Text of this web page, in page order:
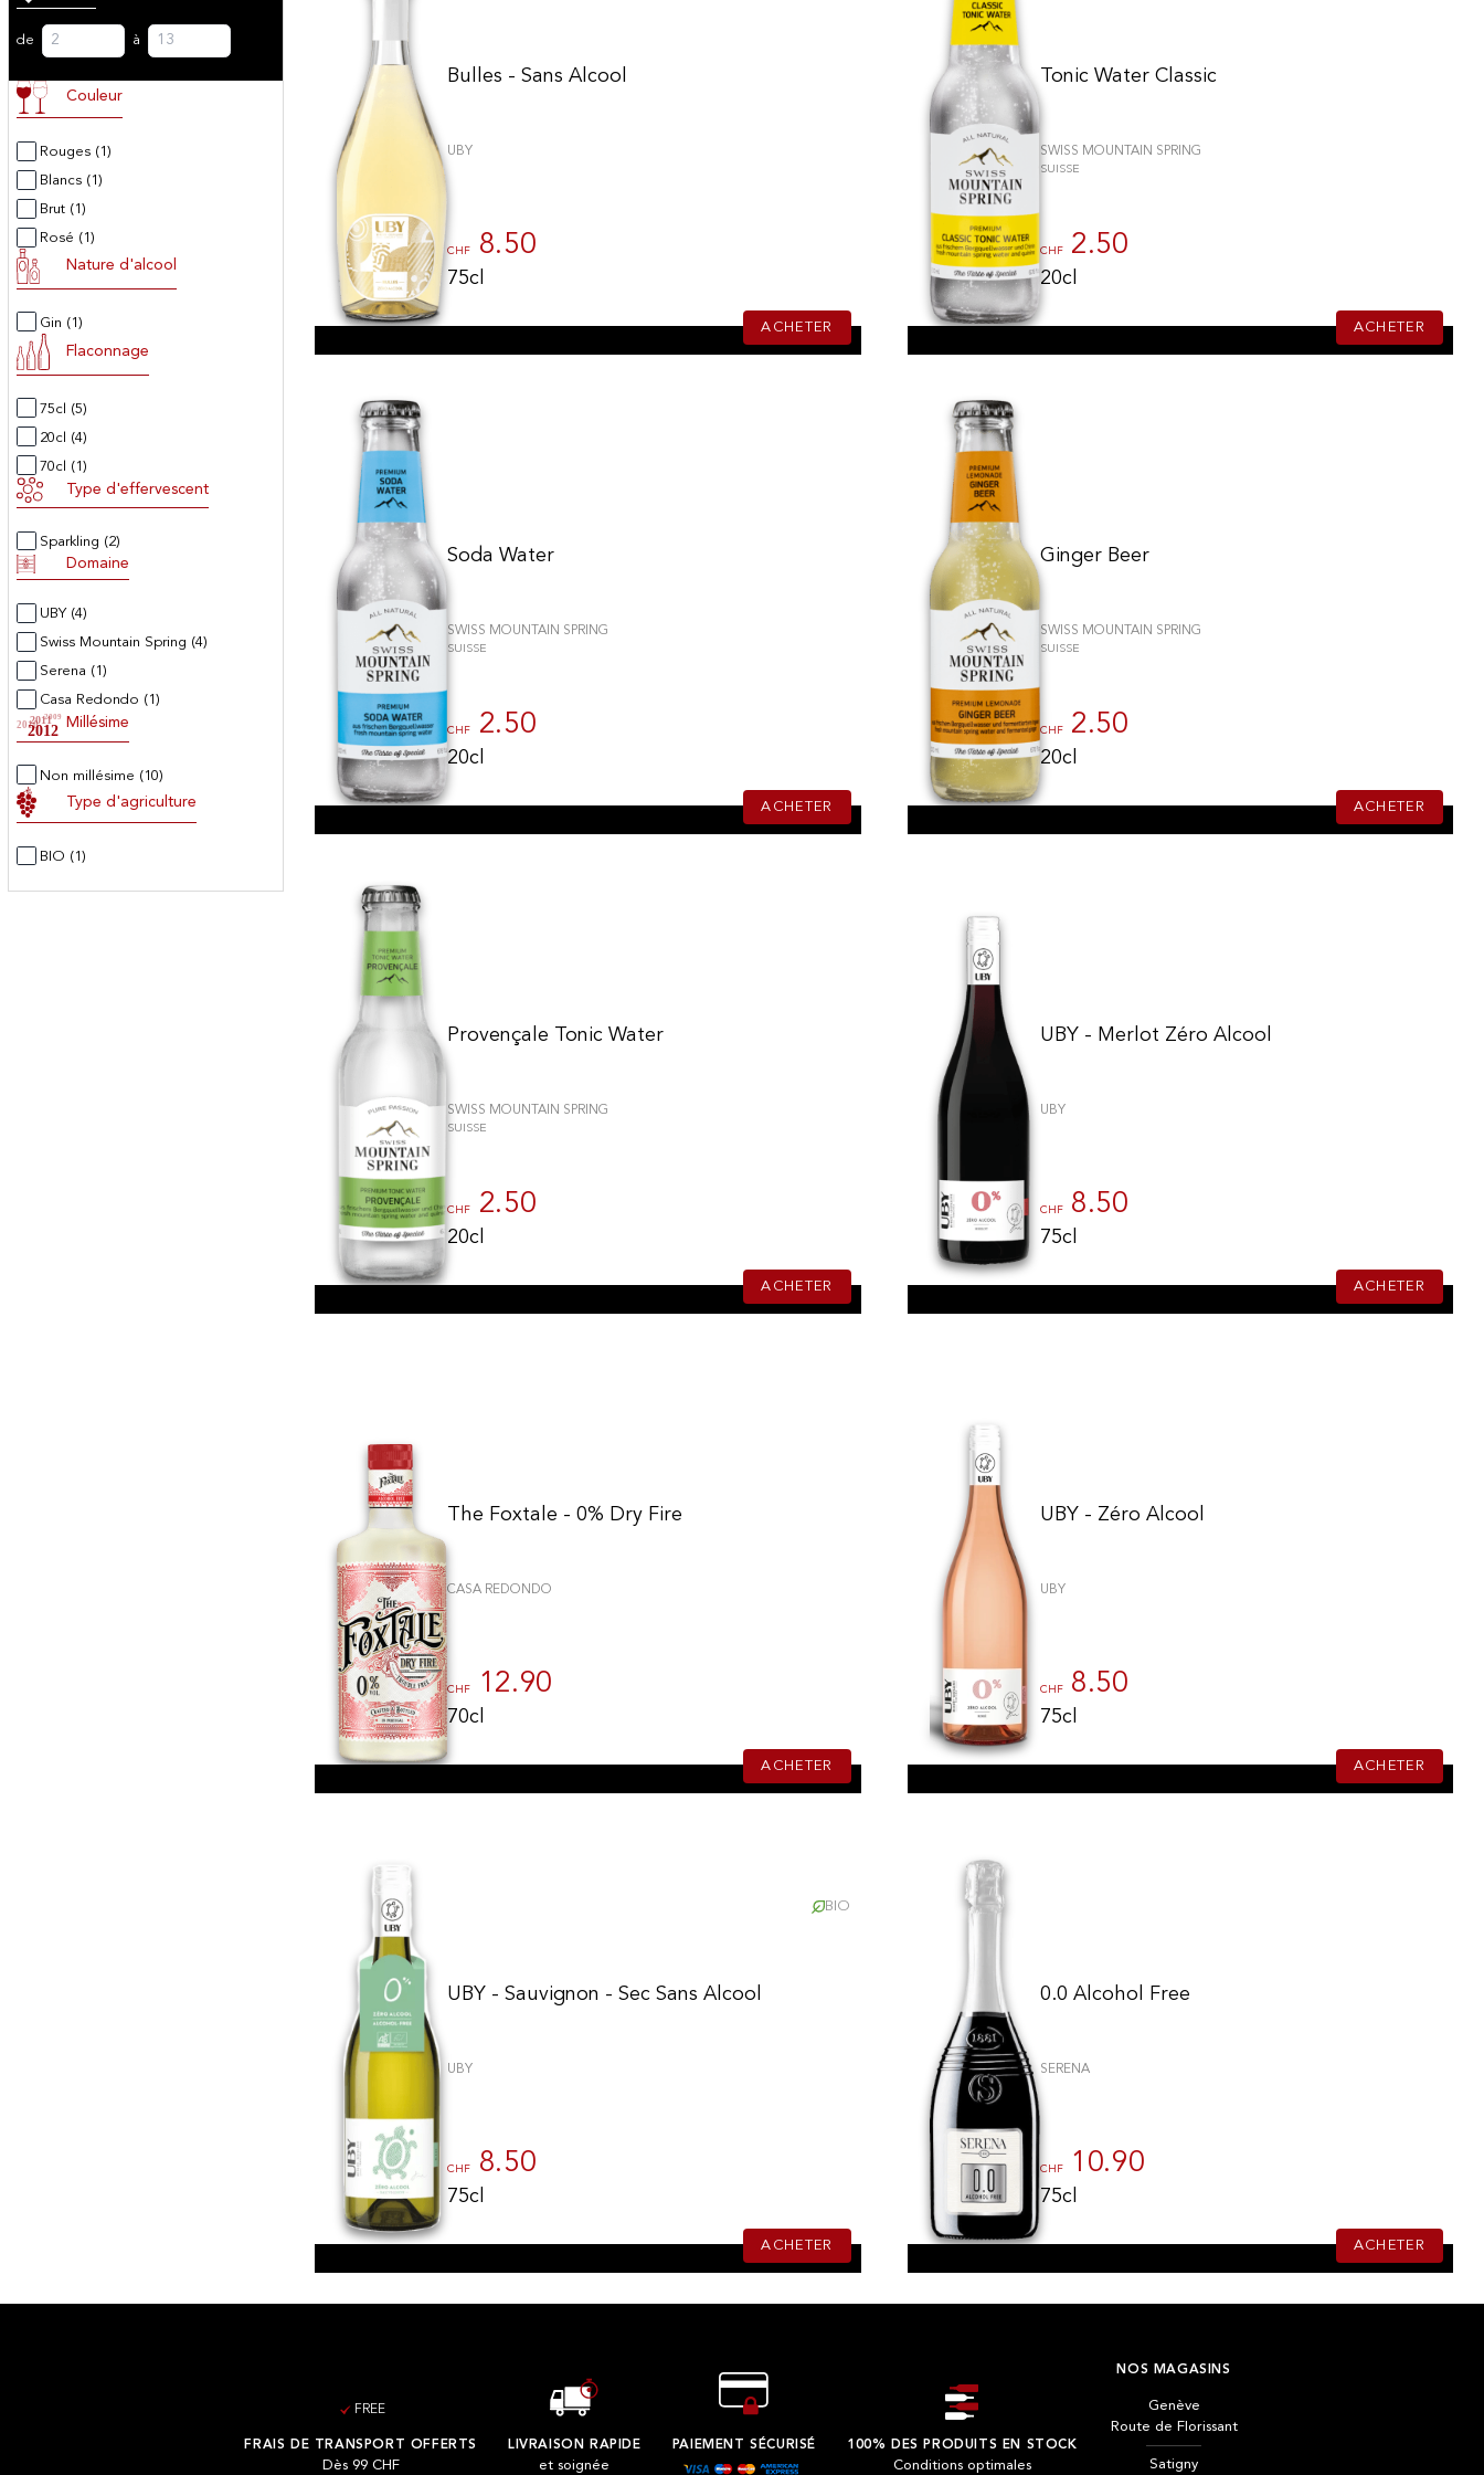
de à
Couleur
Rouges (1)
Blancs (1)
Brut (1)
Rosé (1)
Nature d'alcool
Gin (1)
Flaconnage
75cl (5)
20cl (4)
70cl (1)
Type d'effervescent
Sparkling (2)
Domaine
UBY (4)
Swiss Mountain Spring (4)
Serena (1)
Casa Redondo (1)
2009
20102011
2012
Millésime
Non millésime (10)
Type d'agriculture
BIO (1)
Bulles - Sans Alcool
UBY
CHF 8.50
75cl
ACHETER
Tonic Water Classic
SWISS MOUNTAIN SPRING
SUISSE
CHF2.50
20cl
ACHETER
Soda Water
SWISS MOUNTAIN SPRING
SUISSE
CHF 2.50
20cl
ACHETER
Ginger Beer
SWISS MOUNTAIN SPRING
SUISSE
CHF2.50
20cl
ACHETER
Provençale Tonic Water
SWISS MOUNTAIN SPRING
SUISSE
CHF 2.50
20cl
ACHETER
UBY - Merlot Zéro Alcool
UBY
CHF8.50
75cl
ACHETER
The Foxtale - 0% Dry Fire
CASA REDONDO
CHF 12.90
70cl
ACHETER
UBY - Zéro Alcool
UBY
CHF8.50
75cl
ACHETER
UBY - Sauvignon - Sec Sans Alcool
UBY
CHF 8.50
75cl
ACHETER
BIO
0.0 Alcohol Free
SERENA
CHF10.90
75cl
ACHETER
FREE
FRAIS DE TRANSPORT OFFERTS
Dès 99 CHF
LIVRAISON RAPIDE
et soignée
PAIEMENT SÉCURISÉ 100% DES PRODUITS EN STOCK
Conditions optimales
NOS MAGASINS
Genève
Route de Florissant
Satigny